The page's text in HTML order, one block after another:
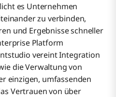
es Unternehmen
zu verbinden,
und Ergebnisse schneller
Platform
vereint Integration
die Verwaltung von
einzigen, umfassenden
Vertrauen von über